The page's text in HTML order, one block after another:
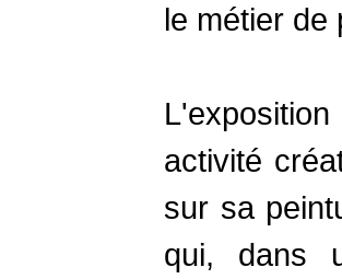
le métier de
activité
sur sa
qui, dans